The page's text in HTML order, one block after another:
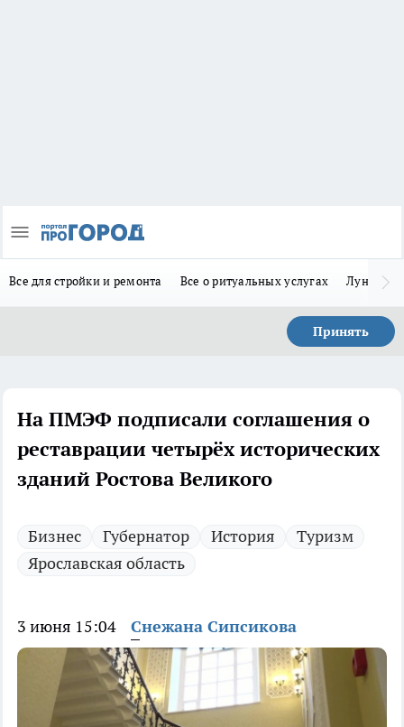
Все для стройки и ремонта Все о ритуальных услугах Лунно-
Принять
На ПМЭФ подписали соглашения о
реставрации четырёх исторических
зданий Ростова Великого
Бизнес Губернатор История
Туризм
Ярославская область
3 июня 15:04 Снежана Сипсикова